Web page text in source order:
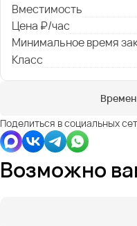
Вместимость
Цена ₽/час
Минимальное время
Класс
Поделиться в социальных
Возможно